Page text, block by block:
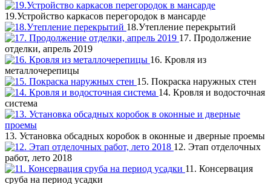
19.Устройство каркасов перегородок в мансарде
18.Утепление перекрытий
17. Продолжение
отделки, апрель 2019
16. Кровля из
металлочерепицы
15. Покраска наружных стен
14. Кровля и водосточная
система
13. Установка обсадных коробок в оконные и дверные проемы
12. Этап отделочных
работ, лето 2018
11. Консервация
сруба на период усадки